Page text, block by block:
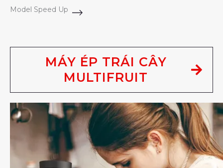
Model Speed Up
MÁY ÉP TRÁI CÂY
MULTIFRUIT